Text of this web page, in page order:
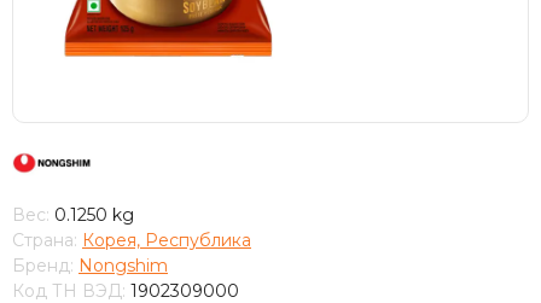
Вес: 0.1250 kg
Страна: Корея, Республика
Бренд: Nongshim
Код ТН ВЭД: 1902309000